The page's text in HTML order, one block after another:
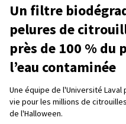
Un filtre
pelures de
près de 100 % du
l’eau contaminée
Une équipe de l'Université
vie pour les millions de
de l'Halloween.